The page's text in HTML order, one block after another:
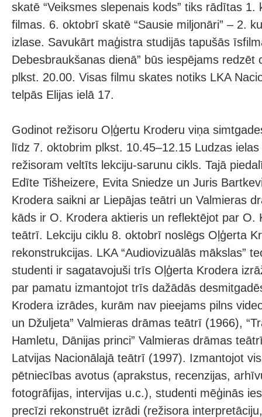
skatē “Veiksmes slepenais kods” tiks rādītas 1.
filmas. 6. oktobrī skatē “Sausie miljonāri” – 2.
izlase. Savukārt maģistra studijās tapušās
Debesbraukšanas dienā” būs iespējams
plkst. 20.00. Visas filmu skates notiks LKA
telpās Elijas ielā 17.
Godinot režisoru Oļģertu Kroderu viņa
līdz 7. oktobrim plkst. 10.45–12.15 Ludzas
režisoram veltīts lekciju-sarunu cikls. Tajā
Edīte Tišheizere, Evita Sniedze un Juris
Krodera saikni ar Liepājas teātri un Valmieras
kāds ir O. Krodera aktieris un reflektējot par O.
teātrī. Lekciju ciklu 8. oktobrī noslēgs Oļģerta
rekonstrukcijas. LKA “Audiovizuālās mākslas”
studenti ir sagatavojuši trīs Oļģerta Krodera
par pamatu izmantojot trīs dažādās
Krodera izrādes, kurām nav pieejams pilns
un Džuljeta” Valmieras drāmas teātrī (1966),
Hamletu, Dānijas princi” Valmieras drāmas
Latvijas Nacionālajā teātrī (1997). Izmantojot
pētniecības avotus (aprakstus, recenzijas,
fotogrāfijas, intervijas u.c.), studenti mēģinās
precīzi rekonstruēt izrādi (režisora